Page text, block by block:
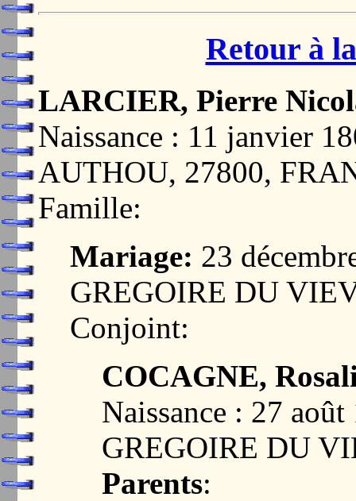
Retour à
LARCIER, Pierre
Naissance : 11 janvier
AUTHOU, 27800,
Famille:
Mariage: 23
GREGOIRE DU
Conjoint:
COCAGNE,
Naissance : 27
GREGOIRE DU
Parents: